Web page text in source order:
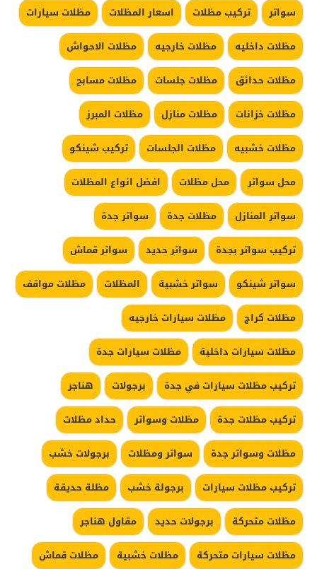
سواتر
تركيب مظلات اسعار المظلات
مظلات سيارات
مظلات داخليه
مظلات خارجيه
مظلات الاحواش
مظلات حدائق
مظلات جلسات
مظلات مسابح
مظلات خزانات
مظلات منازل
مظلات المبرز
مظلات خشبيه
مظلات الجلسات
تركيب شينكو
محل سواتر
محل مظلات
افضل انواع المظلات
سواتر المنازل
مظلات جدة
سواتر جدة
تركيب سواتر بجدة
سواتر حديد
سواتر قماش
سواتر شينكو
سواتر خشبية المظلات
مظلات مواقف
مظلات كراج
مظلات سيارات خارجيه
مظلات سيارات داخلية
مظلات سيارات جدة
تركيب مظلات سيارات في جدة
برجولات
هناجر
تركيب مظلات جدة
مظلات وسواتر
حداد مظلات
مظلات وسواتر جدة
سواتر ومظلات
برجولات خشب
تركيب مظلات سيارات
برجولة خشب
مظلة حديقة
مظلات متحركة
برجولات حديد
مقاول هناجر
مظلات سيارات متحركة
مظلات خشبية مظلات قماش